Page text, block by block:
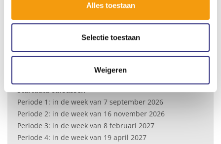
Alles toestaan
Selectie toestaan
Weigeren
alle cursussen!’ hierboven.
Cat. I: €112,- | Cat. II: €209,- | Cat. III: €260,-
in welke categorie je valt.
Startdata cursussen*
Periode 1: in de week van 7 september 2026
Periode 2: in de week van 16 november 2026
Periode 3: in de week van 8 februari 2027
Periode 4: in de week van 19 april 2027